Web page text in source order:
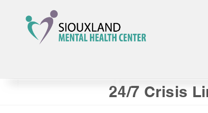
24/7 Crisis